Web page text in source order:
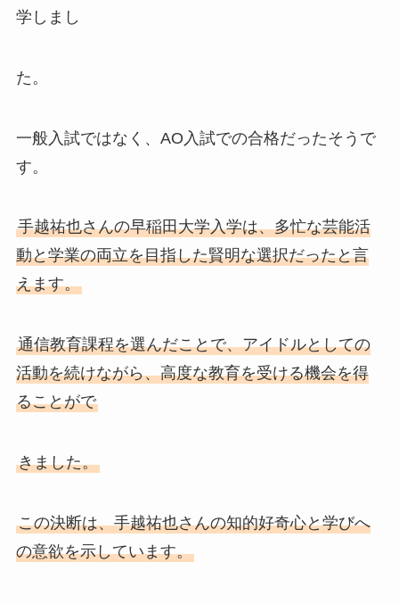
学しまし
た。
一般入試ではなく、AO入試での合格だったそうで
す。
手越祐也さんの早稲田大学入学は、多忙な芸能活
動と学業の両立を目指した賢明な選択だったと言
えます。
通信教育課程を選んだことで、アイドルとしての
活動を続けながら、高度な教育を受ける機会を得
ることがで
きました。
この決断は、手越祐也さんの知的好奇心と学びへ
の意欲を示しています。